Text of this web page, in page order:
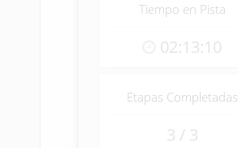
Tiempo en Pista
02:13:10
Etapas Completadas
3 / 3